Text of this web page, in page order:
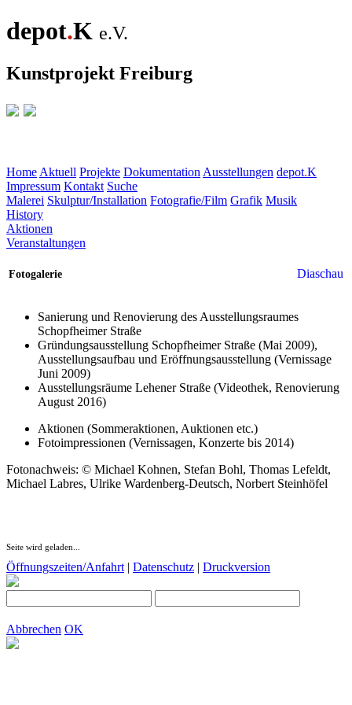
depot.K e.V.
Kunstprojekt Freiburg
Home Aktuell Projekte Dokumentation Ausstellungen depot.K
Impressum Kontakt Suche
Malerei Skulptur/Installation Fotografie/Film Grafik Musik
History
Aktionen
Veranstaltungen
Fotogalerie Diaschau
Sanierung und Renovierung des Ausstellungsraumes
Schopfheimer Straße
Gründungsausstellung Schopfheimer Straße (Mai 2009),
Ausstellungsaufbau und Eröffnungsausstellung (Vernissage
Juni 2009)
Ausstellungsräume Lehener Straße (Videothek, Renovierung
August 2016)
Aktionen (Sommeraktionen, Auktionen etc.)
Fotoimpressionen (Vernissagen, Konzerte bis 2014)
Fotonachweis: © Michael Kohnen, Stefan Bohl, Thomas Lefeldt,
Michael Labres, Ulrike Wardenberg-Deutsch, Norbert Steinhöfel
Seite wird geladen...
Öffnungszeiten/Anfahrt | Datenschutz | Druckversion
Abbrechen OK